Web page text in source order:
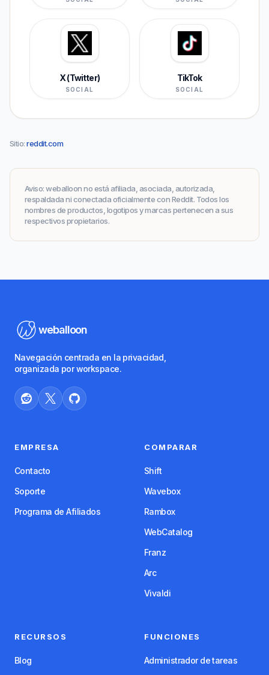
X (Twitter)
SOCIAL
TikTok
SOCIAL
Sitio:reddit.com
Aviso:weballoon no está afiliada, asociada, autorizada,
respaldada ni conectada oficialmente con Reddit. Todos los
nombres de productos, logotipos y marcas pertenecen a sus
respectivos propietarios.
weballoon
Navegación centrada en la privacidad,
organizada por workspace.
EMPRESA
Contacto
Soporte
Programa de Afiliados
COMPARAR
Shift
Wavebox
Rambox
WebCatalog
Franz
Arc
Vivaldi
RECURSOS
Blog
FUNCIONES
Administrador de tareas